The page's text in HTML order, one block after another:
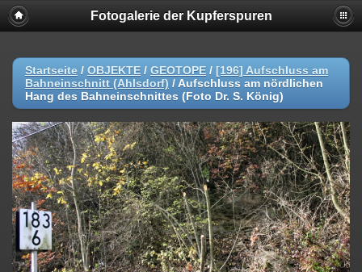
Fotogalerie der Kupferspuren
Startseite / OBJEKTE / GEOTOPE / [196] Aufschluss am
Bahneinschnitt (Ahlsdorf) / Aufschluss am nördlichen
Hang des Bahneinschnittes (Foto Dr. S. König)